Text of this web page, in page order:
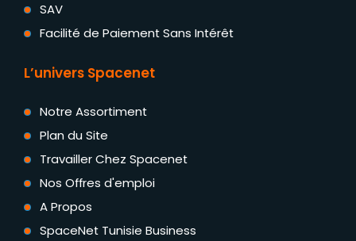
SAV
Facilité de Paiement Sans Intérêt
L’univers Spacenet
Notre Assortiment
Plan du Site
Travailler Chez Spacenet
Nos Offres d'emploi
A Propos
SpaceNet Tunisie Business